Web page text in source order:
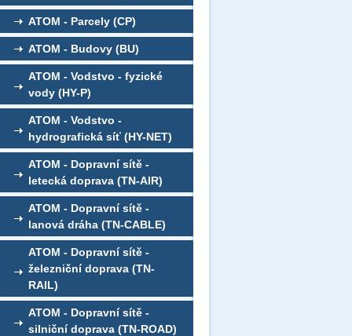
ATOM - Parcely (CP)
ATOM - Budovy (BU)
ATOM - Vodstvo - fyzické
vody (HY-P)
ATOM - Vodstvo -
hydrografická síť (HY-NET)
ATOM - Dopravní sítě -
letecká doprava (TN-AIR)
ATOM - Dopravní sítě -
lanová dráha (TN-CABLE)
ATOM - Dopravní sítě -
železniční doprava (TN-
RAIL)
ATOM - Dopravní sítě -
silniční doprava (TN-ROAD)